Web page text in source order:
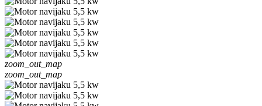
zoom_out_map
zoom_out_map